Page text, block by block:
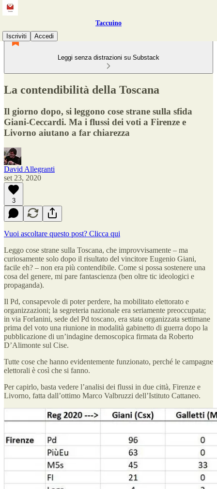
Taccuino
Iscriviti
Accedi
Leggi senza distrazioni su Substack
La contendibilità della Toscana
Il giorno dopo, si leggono cose strane sulla sfida
Giani-Ceccardi. Ma i flussi dei voti a Firenze e
Livorno aiutano a far chiarezza
David Allegranti
set 23, 2020
3
Vuoi ascoltare questo post? Clicca qui
Leggo cose strane sulla Toscana, che improvvisamente – ma
curiosamente solo dopo il risultato del vincitore Eugenio Giani,
facile eh? – non era più contendibile. Come si possa sostenere una
cosa del genere, mi pare fantascienza (ben oltre tic ideologici e
propaganda).
Il Pd, consapevole di poter perdere, ha mobilitato elettorato e
organizzazioni; la segreteria nazionale era seriamente preoccupata;
in via Forlanini, sede del Pd toscano, era stata organizzata settimane
prima del voto una riunione in modalità gabinetto di guerra dopo la
pubblicazione di un’indagine demoscopica firmata da Roberto
D’Alimonte sul Cise.
Tutte cose che hanno evidentemente funzionato, perché le campagne
elettorali è così che si fanno.
Per capirlo, basta vedere l’analisi dei flussi in due città, Firenze e
Livorno, fatta dall’ottimo Marco Valbruzzi dell’Istituto Cattaneo.